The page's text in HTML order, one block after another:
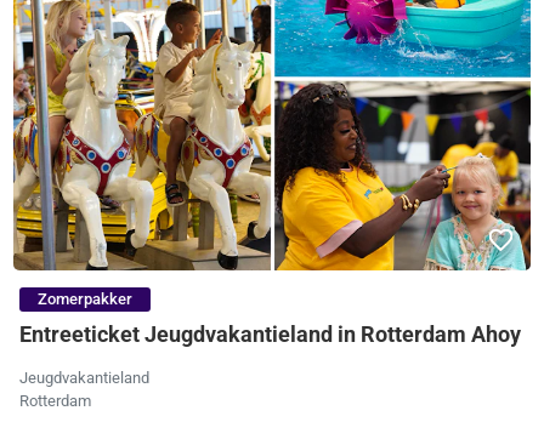
Zomerpakker
Entreeticket Jeugdvakantieland in Rotterdam Ahoy
Jeugdvakantieland
Rotterdam